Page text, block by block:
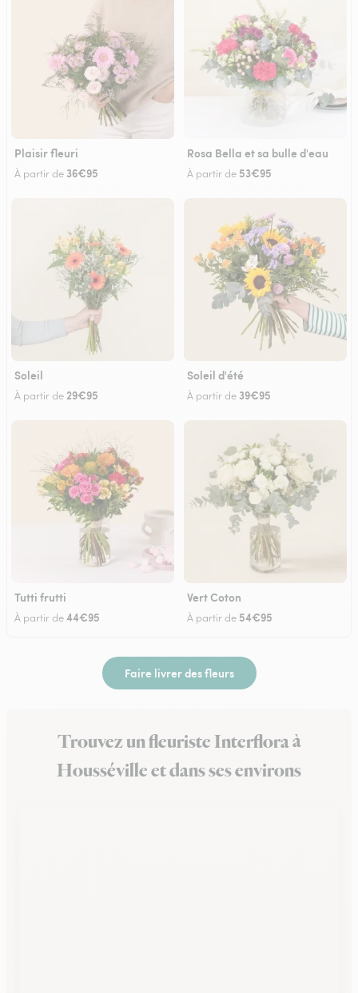
Plaisir fleuri
À partir de 36€95
Rosa Bella et sa bulle d'eau
À partir de 53€95
Soleil
À partir de 29€95
Soleil d'été
À partir de 39€95
Tutti frutti
À partir de44€95
Vert Coton
À partir de 54€95
Faire livrer des fleurs
Trouvez un fleuriste Interflora à
Housséville et dans ses environs